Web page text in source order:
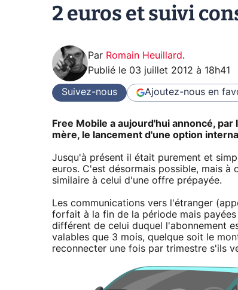
2 euros et suivi
Par Romain Heuillard.
Publié le 03 juillet 2012 à 18h41
Suivez-nous Ajoutez-nous en
Free Mobile a aujourd'hui annoncé,
mère, le lancement d'une option
Jusqu'à présent il était purement et
euros. C'est désormais possible, mais
similaire à celui d'une offre prépayée.
Les communications vers l'étranger
forfait à la fin de la période mais
différent de celui duquel l'abonnement
valables que 3 mois, quelque soit le
reconnecter une fois par trimestre s'ils